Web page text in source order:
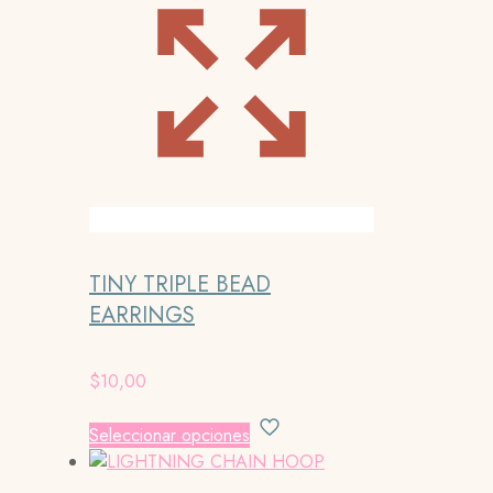
TINY TRIPLE BEAD
EARRINGS
$10,00
Seleccionar opciones Este
producto
tiene